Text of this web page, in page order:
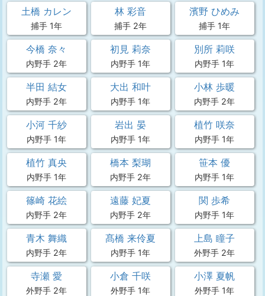
土橋 カレン
捕手 1年
林 彩音
捕手 2年
濱野 ひめみ
捕手 1年
今橋 奈々
内野手 2年
初見 莉奈
内野手 1年
別所 莉咲
内野手 1年
半田 結女
内野手 2年
大出 和叶
内野手 1年
小林 歩暖
内野手 2年
小河 千紗
内野手 1年
岩出 晏
内野手 1年
植竹 咲奈
内野手 1年
植竹 真央
内野手 1年
橋本 梨瑚
内野手 2年
笹本 優
内野手 1年
篠崎 花絵
内野手 2年
遠藤 妃夏
内野手 2年
関 歩希
内野手 1年
青木 舞織
内野手 2年
髙橋 来伶夏
内野手 1年
上島 瞳子
外野手 2年
寺瀬 愛
外野手 2年
小倉 千咲
外野手 1年
小澤 夏帆
外野手 1年